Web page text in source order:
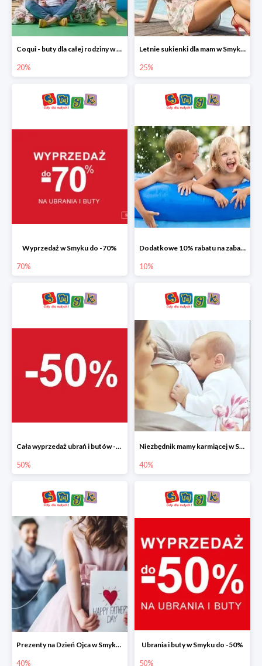
Coqui - buty dla całej rodziny w Smyku do -20%
20%
Letnie sukienki dla mam w Smyku do -25%
25%
Wyprzedaż w Smyku do -70%
70%
Dodatkowe 10% rabatu na zabawki ogrodowe i baseny
10%
Cała wyprzedaż ubrań i butów -50%
50%
Niezbędnik mamy karmiącej w Smyku do -40%
40%
Prezenty na Dzień Ojca w Smyku do -40%
40%
Ubrania i buty w Smyku do -50%
50%